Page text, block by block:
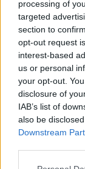
processing of
targeted
section to
opt-out request
interest-based
us or personal
your opt-out.
disclosure of
IAB’s list of
also be
Downstream